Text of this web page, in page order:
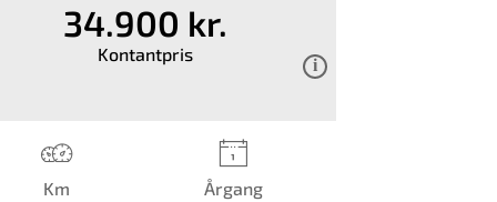
34.900 kr.
Kontantpris
Km Årgang